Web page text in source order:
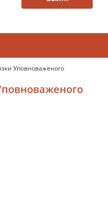
Уповноваженого